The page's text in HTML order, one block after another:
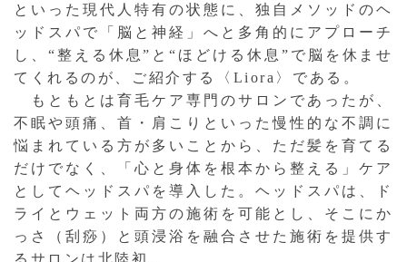
といった現代人特有の状態に、独自メソッドのヘ
ッドスパで「脳と神経」へと多角的にアプローチ
し、“整える休息”と“ほどける休息”で脳を休ませ
てくれるのが、ご紹介する〈Liora〉である。
もともとは育毛ケア専門のサロンであったが、
不眠や頭痛、首・肩こりといった慢性的な不調に
悩まれている方が多いことから、ただ髪を育てる
だけでなく、「心と身体を根本から整える」ケア
としてヘッドスパを導入した。ヘッドスパは、ド
ライとウェット両方の施術を可能とし、そこにか
っさ（刮痧 ）と頭浸浴を融合させた施術を提供す
るサロンは北陸初。